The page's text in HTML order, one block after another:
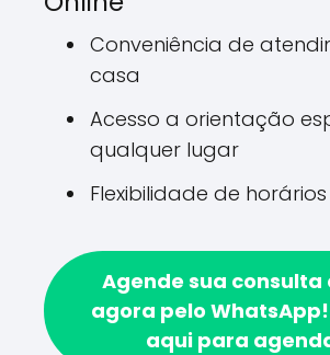
Conveniência de
casa
Acesso a orientação
qualquer lugar
Flexibilidade de horários
Agende sua consulta
agora pelo WhatsApp!
aqui para